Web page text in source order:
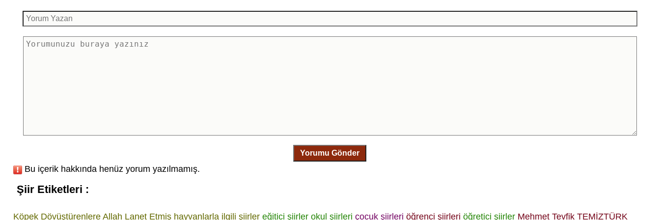
Yorumu Gönder
Bu içerik hakkında henüz yorum yazılmamış.
Şiir Etiketleri :
Köpek Dövüştürenlere Allah Lanet Etmiş hayvanlarla ilgili şiirler eğitici şiirler okul şiirleri çocuk şiirleri öğrenci şiirleri öğretici şiirler Mehmet Tevfik TEMİZTÜRK